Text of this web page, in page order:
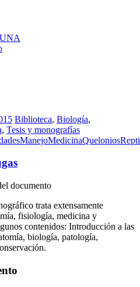
Biblioteca, Biología,
, Tesis y monografías
ManejoMedicinaQuelonios
trata extensamente
fisiología, medicina y
contenidos: Introducción a las
biología, patología,